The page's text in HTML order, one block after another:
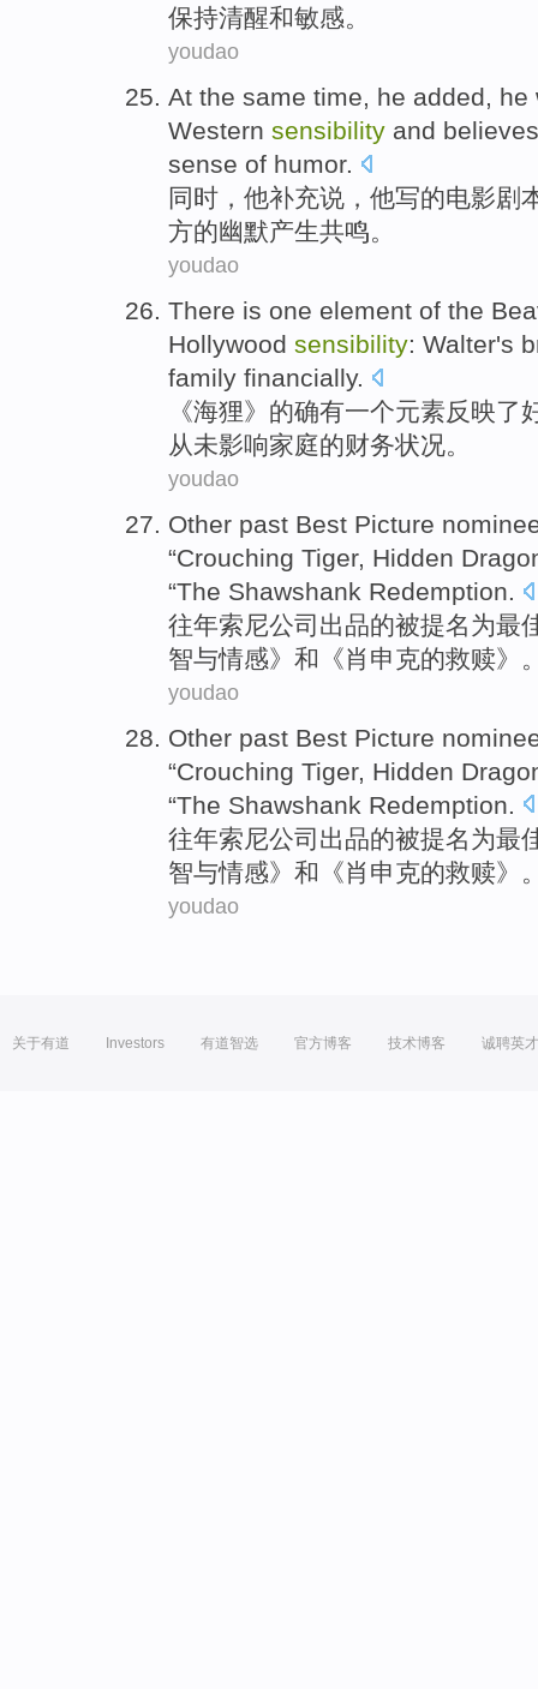
保持清醒和敏感。
youdao
At the same time, he added, he
Western sensibility and
sense of humor.
同时 ， 他补充说 ，他写的电影剧
方的幽默产生共鸣。
youdao
There is one element of the
Hollywood sensibility: Walter's
family financially.
《海狸》 的确有一个元素反映了
从未影响家庭的财务状况。
youdao
Other past Best Picture
“Crouching Tiger, Hidden
“The Shawshank Redemption.
往年索尼公司出品的被提名为最
智与情感》 和 《肖申克的救赎》
youdao
Other past Best Picture
“Crouching Tiger, Hidden
“The Shawshank Redemption.
往年索尼公司出品的被提名为最
智与情感》 和 《肖申克的救赎》
youdao
关于有道 Investors 有道智选 官方博客 技术博客 诚聘英才